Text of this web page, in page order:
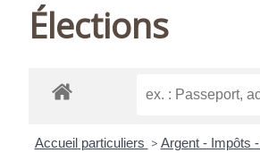
Élections
Accueil particuliers > Argent - Impôts